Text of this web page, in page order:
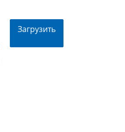
Загрузить